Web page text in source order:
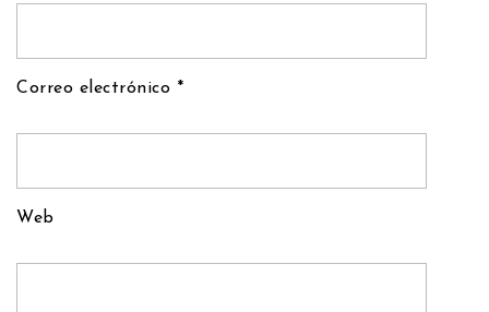
Correo electrónico *
Web